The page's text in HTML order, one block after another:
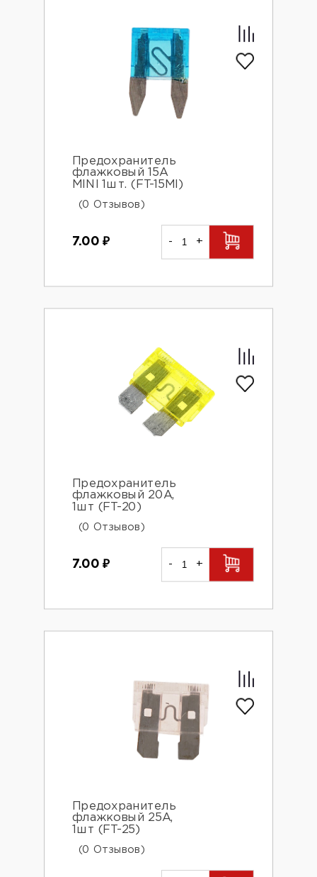
Предохранитель
флажковый 15А
MINI 1шт. (FT-15МI)
(0 Отзывов)
7.00₽ - +
Предохранитель
флажковый 20А,
1шт (FT-20)
(0 Отзывов)
7.00₽ - +
Предохранитель
флажковый 25А,
1шт (FT-25)
(0 Отзывов)